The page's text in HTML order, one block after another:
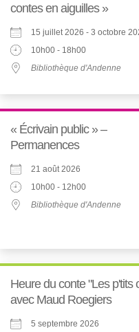
contes en aiguilles »
15 juillet 2026 - 3 octobre
10h00 - 18h00
Bibliothèque d'Andenne
« Écrivain public » –
Permanences
21 août 2026
10h00 - 12h00
Bibliothèque d'Andenne
Heure du conte "Les p'tits
avec Maud Roegiers
5 septembre 2026